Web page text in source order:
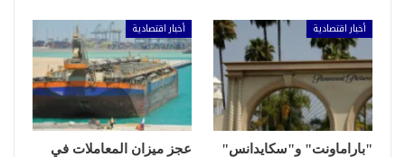
أخبار اقتصادية
"باراماونت" و"سكايدانس"
أخبار اقتصادية
عجز ميزان المعاملات في